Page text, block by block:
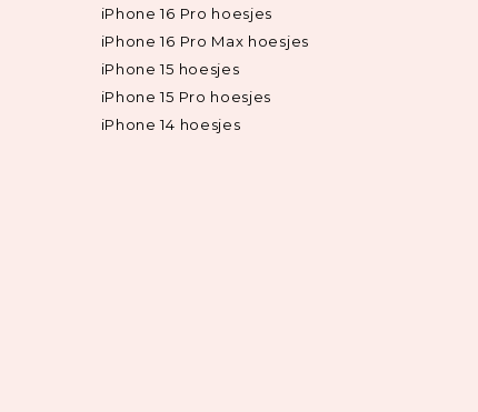
iPhone 16 Pro hoesjes
iPhone 16 Pro Max hoesjes
iPhone 15 hoesjes
iPhone 15 Pro hoesjes
iPhone 14 hoesjes